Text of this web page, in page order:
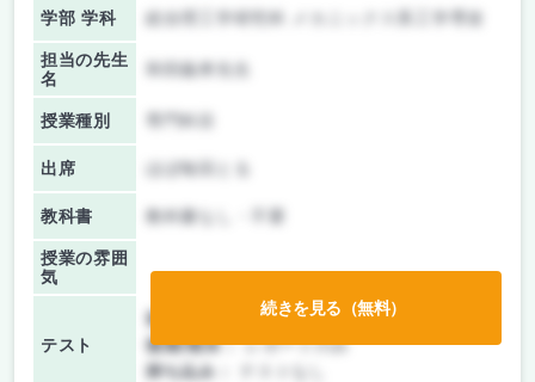
学部 学科
担当の先生
名
和田義孝先生
授業種別
出席 ほぼ毎回とる
教科書 教科書なし・不要
授業の雰囲
気
テスト
前期/中間：
レポートのみ
後期/期末：レポートのみ
持ち込み：
続きを見る（無料）